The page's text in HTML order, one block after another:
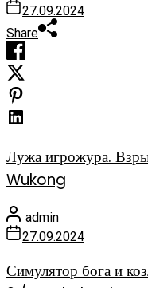
27.09.2024
Share
Лужа игрожура.
Wukong
admin
27.09.2024
Симулятор бога и